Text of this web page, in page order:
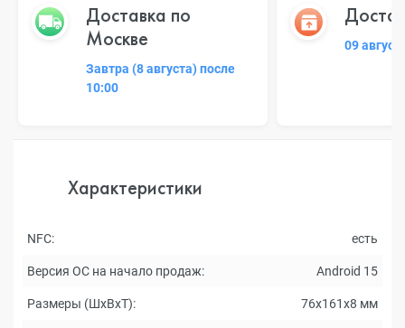
Доставка по
Москве
Завтра (8 августа) после
10:00
09
Характеристики
NFC: есть
Версия ОС на начало продаж: Android 15
Размеры (ШxВxТ): 76x161x8 мм